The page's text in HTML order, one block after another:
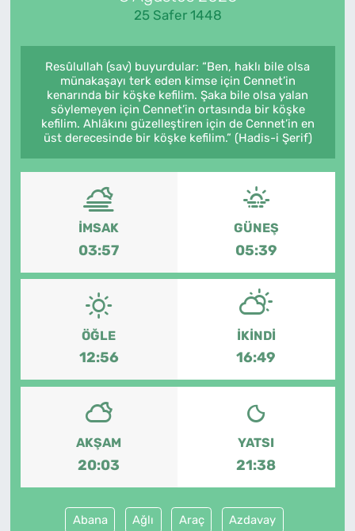
25 Safer 1448
Resûlullah (sav) buyurdular: “Ben, haklı bile olsa
münakaşayı terk eden kimse için Cennet’in
kenarında bir köşke kefilim. Şaka bile olsa yalan
söylemeyen için Cennet’in ortasında bir köşke
kefilim. Ahlâkını güzelleştiren için de Cennet’in en
üst derecesinde bir köşke kefilim.” (Hadis-i Şerif)
İMSAK
03:57
GÜNEŞ
05:39
ÖĞLE
12:56
İKINDI
16:49
AKŞAM
20:03
YATSI
21:38
Abana Ağlı Araç Azdavay